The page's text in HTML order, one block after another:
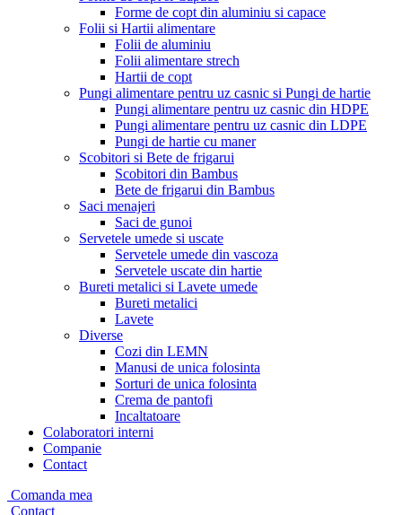
Forme de copt din aluminiu si capace
Folii si Hartii alimentare
Folii de aluminiu
Folii alimentare strech
Hartii de copt
Pungi alimentare pentru uz casnic si Pungi de hartie
Pungi alimentare pentru uz casnic din HDPE
Pungi alimentare pentru uz casnic din LDPE
Pungi de hartie cu maner
Scobitori si Bete de frigarui
Scobitori din Bambus
Bete de frigarui din Bambus
Saci menajeri
Saci de gunoi
Servetele umede si uscate
Servetele umede din vascoza
Servetele uscate din hartie
Bureti metalici si Lavete umede
Bureti metalici
Lavete
Diverse
Cozi din LEMN
Manusi de unica folosinta
Sorturi de unica folosinta
Crema de pantofi
Incaltatoare
Colaboratori interni
Companie
Contact
Comanda mea
Contact